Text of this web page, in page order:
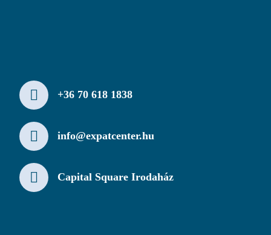
+36 70 618 1838
info@expatcenter.hu
Capital Square Irodaház